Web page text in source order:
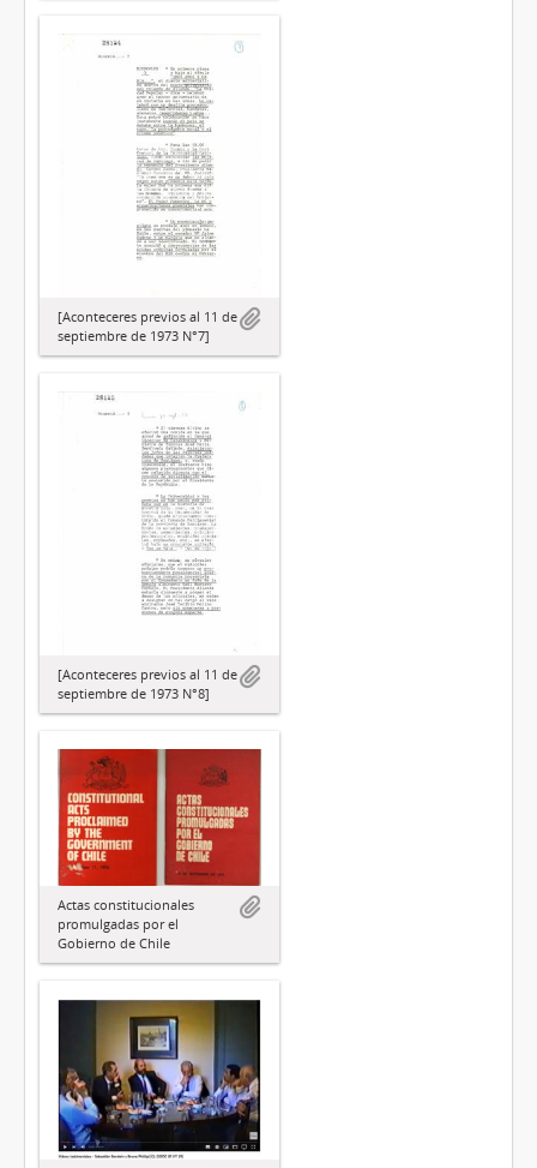
[Aconteceres previos al 11 de
septiembre de 1973 N°7]
[Aconteceres previos al 11 de
septiembre de 1973 N°8]
Actas constitucionales
promulgadas por el
Gobierno de Chile